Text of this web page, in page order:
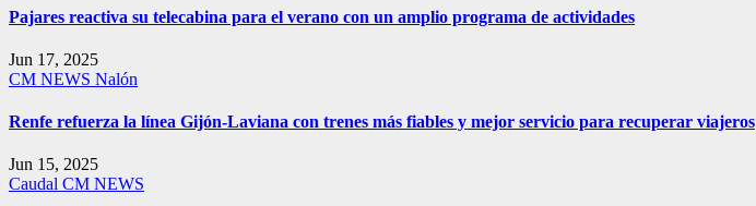
Pajares reactiva su telecabina para el verano con un amplio programa de actividades
Jun 17, 2025
CM NEWS Nalón
Renfe refuerza la línea Gijón-Laviana con trenes más fiables y mejor servicio para recuperar viajeros
Jun 15, 2025
Caudal CM NEWS